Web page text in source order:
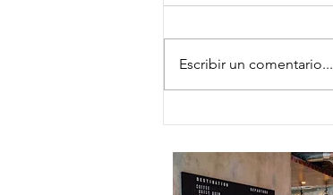
Escribir un comentario...